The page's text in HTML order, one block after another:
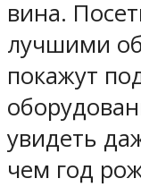
вина.
лучшими
покажут
увидеть
чем год